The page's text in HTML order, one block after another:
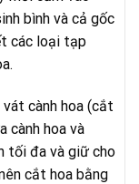
bình và cả gốc
các loại tạp
cành hoa (cắt
cành hoa và
tối đa và giữ cho
cắt hoa bằng